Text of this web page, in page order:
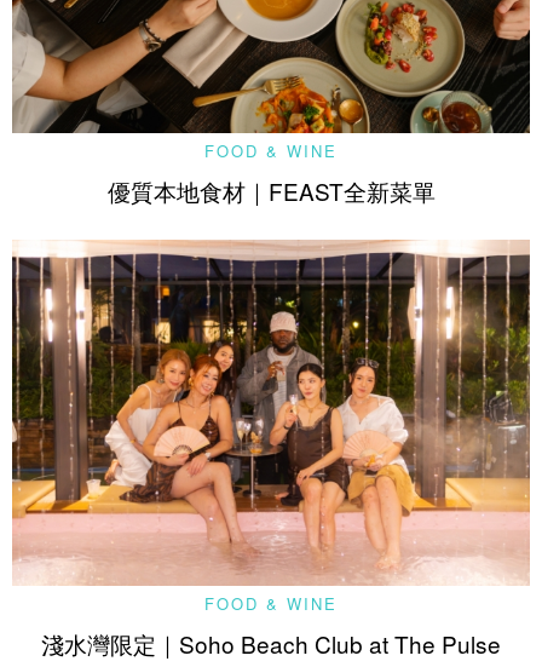
FOOD & WINE
優質本地食材｜FEAST全新菜單
FOOD & WINE
淺水灣限定｜Soho Beach Club at The Pulse